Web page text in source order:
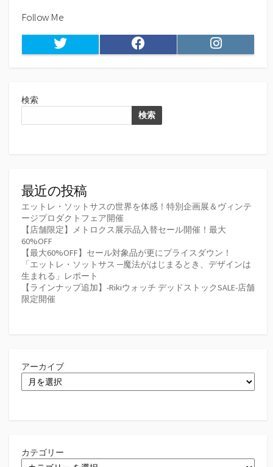
Follow Me
Twitter Facebook Instagram
検索
検索
最近の投稿
エットレ・ソットサスの世界を体感！特別企画展＆ヴィンテ
ージプロダクトフェア開催
【店舗限定】メトロクス展示品入替セール開催！最大
60%OFF
【最大60%OFF】セール対象品が更にプライスダウン！
「エットレ・ソットサス ─魔法がはじまるとき、デザインは
生まれる」レポート
【ラインナップ追加】-Rikiウォッチ デッドストックSALE-店舗
限定開催
アーカイブ
カテゴリー